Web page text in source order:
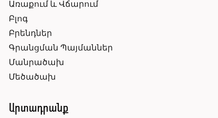
Առաքում և Վճարում
Բլոգ
Բրենդներ
Գրանցման Պայմաններ
Մանրածախ
Մեծածախ
Արտադրանք